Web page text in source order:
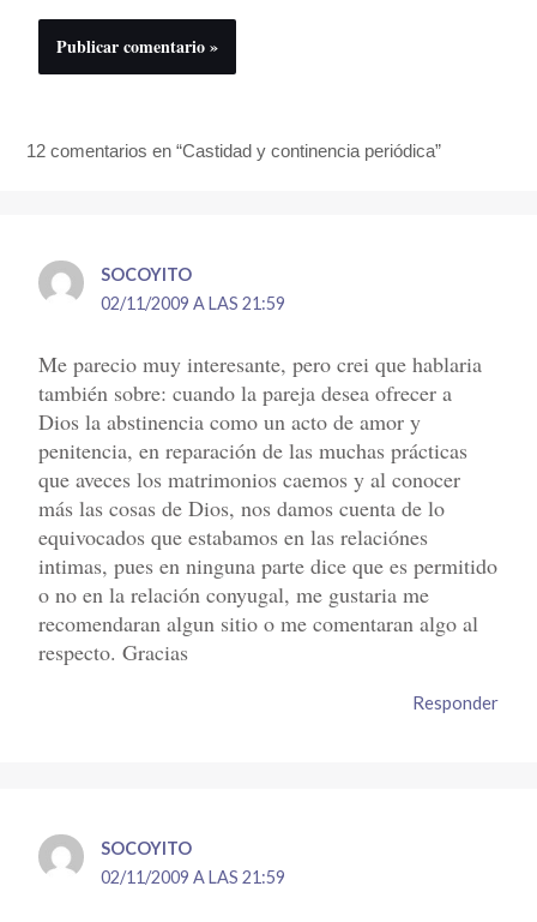
12 comentarios en “Castidad y continencia periódica”
SOCOYITO
02/11/2009 A LAS 21:59
Me parecio muy interesante, pero crei que hablaria
también sobre: cuando la pareja desea ofrecer a
Dios la abstinencia como un acto de amor y
penitencia, en reparación de las muchas prácticas
que aveces los matrimonios caemos y al conocer
más las cosas de Dios, nos damos cuenta de lo
equivocados que estabamos en las relaciónes
intimas, pues en ninguna parte dice que es permitido
o no en la relación conyugal, me gustaria me
recomendaran algun sitio o me comentaran algo al
respecto. Gracias
Responder
SOCOYITO
02/11/2009 A LAS 21:59